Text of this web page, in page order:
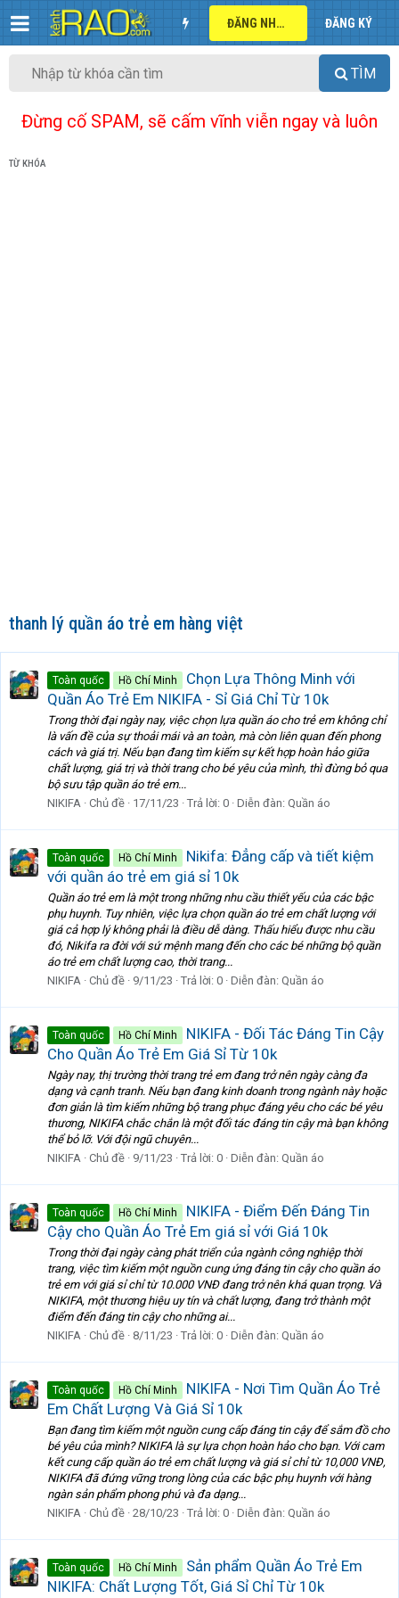
ĐĂNG NHẬP ĐĂNG KÝ
TÌM
Đừng cố SPAM, sẽ cấm vĩnh viễn ngay và luôn
TỪ KHÓA
thanh lý quần áo trẻ em hàng việt
Toàn quốc Hồ Chí Minh
Chọn Lựa Thông Minh với
Quần Áo Trẻ Em NIKIFA - Sỉ Giá Chỉ Từ 10k
Trong thời đại ngày nay, việc chọn lựa quần áo cho trẻ em không chỉ
là vấn đề của sự thoải mái và an toàn, mà còn liên quan đến phong
cách và giá trị. Nếu bạn đang tìm kiếm sự kết hợp hoàn hảo giữa
chất lượng, giá trị và thời trang cho bé yêu của mình, thì đừng bỏ qua
bộ sưu tập quần áo trẻ em...
NIKIFA Chủ đề 17/11/23 Trả lời: 0 Diễn đàn: Quần áo
Toàn quốc Hồ Chí Minh
Nikifa: Đẳng cấp và tiết kiệm
với quần áo trẻ em giá sỉ 10k
Quần áo trẻ em là một trong những nhu cầu thiết yếu của các bậc
phụ huynh. Tuy nhiên, việc lựa chọn quần áo trẻ em chất lượng với
giá cả hợp lý không phải là điều dễ dàng. Thấu hiểu được nhu cầu
đó, Nikifa ra đời với sứ mệnh mang đến cho các bé những bộ quần
áo trẻ em chất lượng cao, thời trang...
NIKIFA Chủ đề 9/11/23 Trả lời: 0 Diễn đàn: Quần áo
Toàn quốc Hồ Chí Minh
NIKIFA - Đối Tác Đáng Tin Cậy
Cho Quần Áo Trẻ Em Giá Sỉ Từ 10k
Ngày nay, thị trường thời trang trẻ em đang trở nên ngày càng đa
dạng và cạnh tranh. Nếu bạn đang kinh doanh trong ngành này hoặc
đơn giản là tìm kiếm những bộ trang phục đáng yêu cho các bé yêu
thương, NIKIFA chắc chắn là một đối tác đáng tin cậy mà bạn không
thể bỏ lỡ. Với đội ngũ chuyên...
NIKIFA Chủ đề 9/11/23 Trả lời: 0 Diễn đàn: Quần áo
Toàn quốc Hồ Chí Minh
NIKIFA - Điểm Đến Đáng Tin
Cậy cho Quần Áo Trẻ Em giá sỉ với Giá 10k
Trong thời đại ngày càng phát triển của ngành công nghiệp thời
trang, việc tìm kiếm một nguồn cung ứng đáng tin cậy cho quần áo
trẻ em với giá sỉ chỉ từ 10.000 VNĐ đang trở nên khá quan trọng. Và
NIKIFA, một thương hiệu uy tín và chất lượng, đang trở thành một
điểm đến đáng tin cậy cho những ai...
NIKIFA Chủ đề 8/11/23 Trả lời: 0 Diễn đàn: Quần áo
Toàn quốc Hồ Chí Minh
NIKIFA - Nơi Tìm Quần Áo Trẻ
Em Chất Lượng Và Giá Sỉ 10k
Bạn đang tìm kiếm một nguồn cung cấp đáng tin cậy để sắm đồ cho
bé yêu của mình? NIKIFA là sự lựa chọn hoàn hảo cho bạn. Với cam
kết cung cấp quần áo trẻ em chất lượng và giá sỉ chỉ từ 10,000 VNĐ,
NIKIFA đã đứng vững trong lòng của các bậc phụ huynh với hàng
ngàn sản phẩm phong phú và đa dạng...
NIKIFA Chủ đề 28/10/23 Trả lời: 0 Diễn đàn: Quần áo
Toàn quốc Hồ Chí Minh
Sản phẩm Quần Áo Trẻ Em
NIKIFA: Chất Lượng Tốt, Giá Sỉ Chỉ Từ 10k